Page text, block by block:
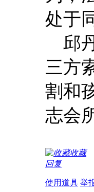
处于
邱
三方
割和
志会
收藏
回复
使用道具 举